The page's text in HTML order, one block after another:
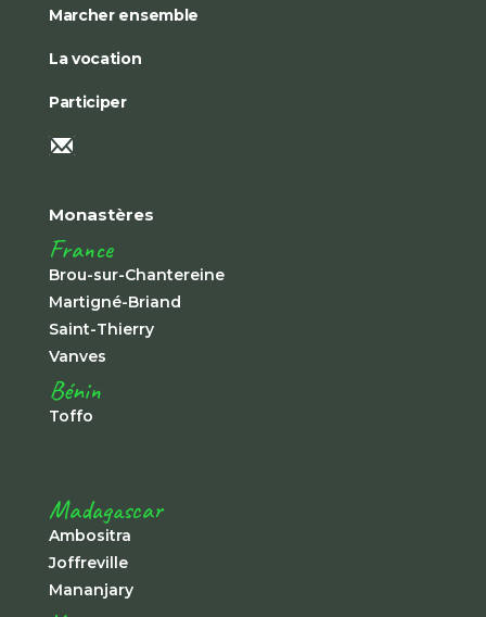
Marcher ensemble
La vocation
Participer
Monastères
France
Brou-sur-Chantereine
Martigné-Briand
Saint-Thierry
Vanves
Bénin
Toffo
Madagascar
Ambositra
Joffreville
Mananjary